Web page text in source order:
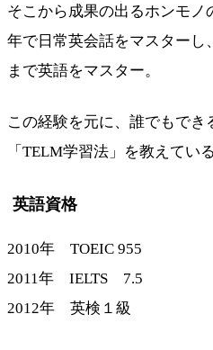
そこから成果の出るホンモノ
年で日常英会話をマスターし
まで英語をマスター。
この経験を元に、誰でもでき
「TELM学習法」を教えている
英語資格
2010年 TOEIC 955
2011年 IELTS 7.5
2012年 英検１級